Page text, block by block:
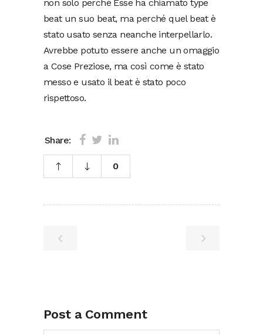
non solo perché Esse ha chiamato type
beat un suo beat, ma perché quel beat è
stato usato senza neanche interpellarlo.
Avrebbe potuto essere anche un omaggio
a Cose Preziose, ma così come è stato
messo e usato il beat è stato poco
rispettoso.
Share:
0
Post a Comment